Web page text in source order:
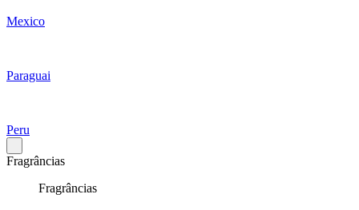
Mexico
Paraguai
Peru
Fragrâncias
Fragrâncias